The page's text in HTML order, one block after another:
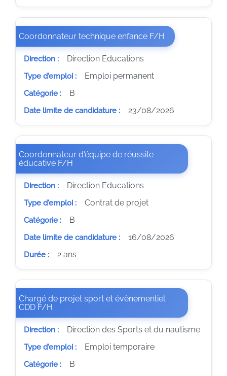
Coordonnateur technique enfance F/H (Nouvelle
Direction : Direction Educations
Type d'emploi : Emploi permanent
Catégorie : B
Date limite de candidature : 23/08/2026
Coordonnateur d'équipe de réussite
éducative F/H
Direction : Direction Educations
Type d'emploi : Contrat de projet
Catégorie : B
Date limite de candidature : 16/08/2026
Durée : 2 ans
Chargé de projet sport et évènementiel
CDD F/H
Direction : Direction des Sports et du nautisme
Type d'emploi : Emploi temporaire
Catégorie : B